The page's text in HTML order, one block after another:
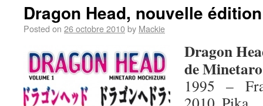
Dragon Head, nouvelle édition
Posted on 26 octobre 2010by Mackie
Dragon
de
1995 –